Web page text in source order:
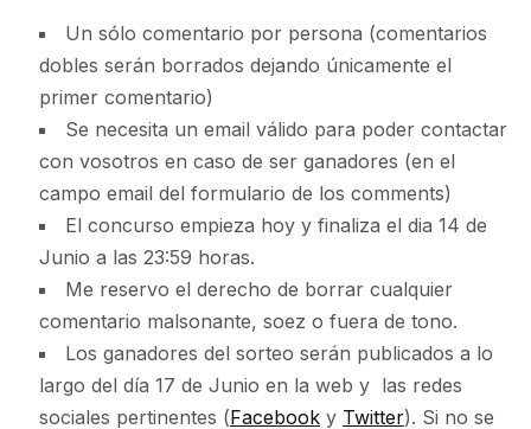
Un sólo comentario por persona (comentarios
dobles serán borrados dejando únicamente el
primer comentario)
Se necesita un email válido para poder contactar
con vosotros en caso de ser ganadores (en el
campo email del formulario de los comments)
El concurso empieza hoy y finaliza el dia 14 de
Junio a las 23:59 horas.
Me reservo el derecho de borrar cualquier
comentario malsonante, soez o fuera de tono.
Los ganadores del sorteo serán publicados a lo
largo del día 17 de Junio en la web y las redes
sociales pertinentes (Facebooky Twitter). Si no se